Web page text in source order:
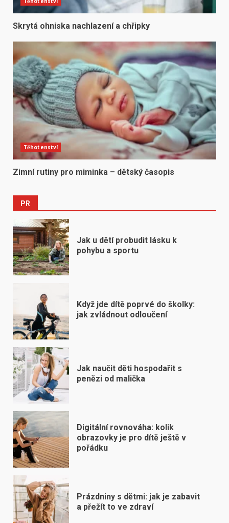
Skrytá ohniska nachlazení a chřipky
Těhotenství
Zimní rutiny pro miminka – dětský časopis
PR
Jak u dětí probudit lásku k
pohybu a sportu
Když jde dítě poprvé do školky:
jak zvládnout odloučení
Jak naučit děti hospodařit s
penězi od malička
Digitální rovnováha: kolik
obrazovky je pro dítě ještě v
pořádku
Prázdniny s dětmi: jak je zabavit
a přežít to ve zdraví